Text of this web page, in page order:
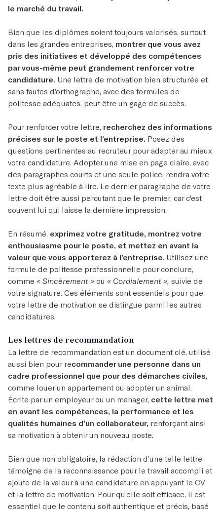
le marché du travail.
Bien que les diplômes soient toujours valorisés, surtout
dans les grandes entreprises, montrer que vous avez
pris des initiatives et développé des compétences
par vous-même peut grandement renforcer votre
candidature. Une lettre de motivation bien structurée et
sans fautes d’orthographe, avec des formules de
politesse adéquates, peut être un gage de succès.
Pour renforcer votre lettre, recherchez des informations
précises sur le poste et l’entreprise. Posez des
questions pertinentes au recruteur pour adapter au mieux
votre candidature. Adopter une mise en page claire, avec
des paragraphes courts et une seule police, rendra votre
texte plus agréable à lire. Le dernier paragraphe de votre
lettre doit être aussi percutant que le premier, car c'est
souvent lui qui laisse la dernière impression.
En résumé, exprimez votre gratitude, montrez votre
enthousiasme pour le poste, et mettez en avant la
valeur que vous apporterez à l’entreprise. Utilisez une
formule de politesse professionnelle pour conclure,
comme « Sincèrement » ou « Cordialement », suivie de
votre signature. Ces éléments sont essentiels pour que
votre lettre de motivation se distingue parmi les autres
candidatures.
Les lettres de recommandation
La lettre de recommandation est un document clé, utilisé
aussi bien pour recommander une personne dans un
cadre professionnel que pour des démarches civiles,
comme louer un appartement ou adopter un animal.
Écrite par un employeur ou un manager, cette lettre met
en avant les compétences, la performance et les
qualités humaines d’un collaborateur, renforçant ainsi
sa motivation à obtenir un nouveau poste.
Bien que non obligatoire, la rédaction d’une telle lettre
témoigne de la reconnaissance pour le travail accompli et
ajoute de la valeur à une candidature en appuyant le CV
et la lettre de motivation. Pour qu’elle soit efficace, il est
essentiel que le contenu soit authentique et précis, basé